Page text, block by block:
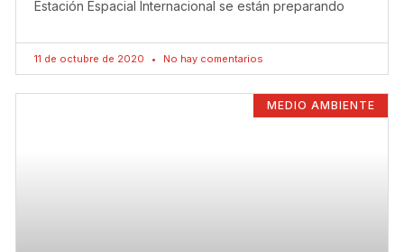
Estación Espacial Internacional se están preparando
11 de octubre de 2020 No hay comentarios
MEDIO AMBIENTE